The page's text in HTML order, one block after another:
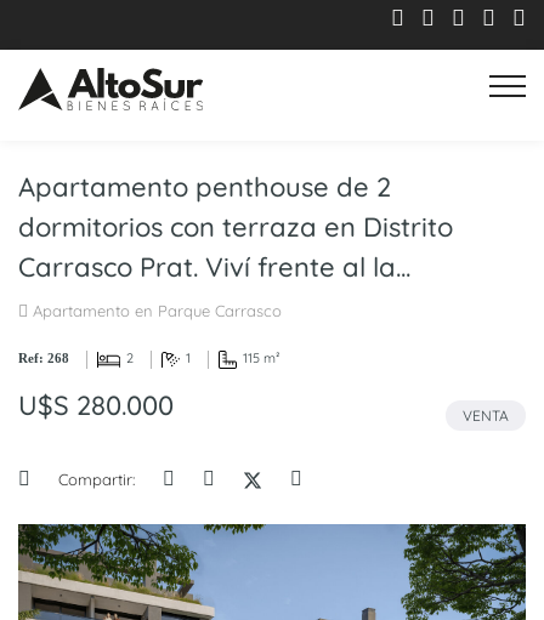
Apartamento penthouse de 2
dormitorios con terraza en Distrito
Carrasco Prat. Viví frente al la...
Apartamento en Parque Carrasco
Ref: 268 2 1 115 m²
U$S 280.000 VENTA
Compartir: